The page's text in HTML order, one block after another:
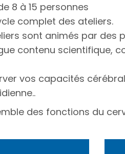
8 à 15 personnes
complet des ateliers.
sont animés par des
contenu scientifique,
vos capacités
des fonctions du